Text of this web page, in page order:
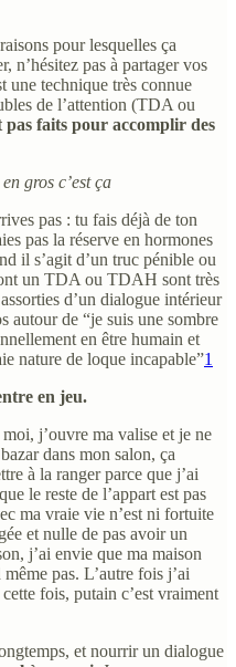
pour lesquelles ça
n’hésitez pas à partager vos
une technique très connue
de l’attention (TDA ou
pas faits pour accomplir des
gros c’est ça
pas : tu fais déjà de ton
pas la réserve en hormones
il s’agit d’un truc pénible ou
un TDA ou TDAH sont très
d’un dialogue intérieur
autour de “je suis une sombre
en être humain et
nature de loque incapable”1
en jeu.
j’ouvre ma valise et je ne
dans mon salon, ça
à la ranger parce que j’ai
le reste de l’appart est pas
ma vraie vie n’est ni fortuite
et nulle de pas avoir un
j’ai envie que ma maison
pas. L’autre fois j’ai
fois, putain c’est vraiment
et nourrir un dialogue